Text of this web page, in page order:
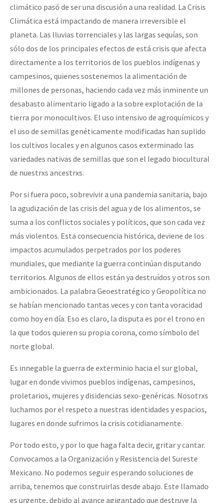
climático pasó de ser una discusión a una realidad. La Crisis
Climática está impactando de manera irreversible el
planeta. Las lluvias torrenciales y las largas sequías, son
sólo dos de los principales efectos de está crisis que afecta
directamente a los territorios de los pueblos indígenas y
campesinos, quienes sostenemos la alimentación de
millones de personas, haciendo cada vez más inminente un
desabasto alimentario ligado a la sobre explotación de la
tierra por monocultivos. El uso intensivo de agroquímicos y
el uso de semillas genéticamente modificadas han suplido
los cultivos locales y en algunos casos exterminado las
variedades nativas de semillas que son el legado biocultural
de nuestrxs ancestrxs.
Por si fuera poco, sobrevivir a una pandemia sanitaria, bajo
la agudización de las crisis del agua y de los alimentos, se
suma a los conflictos sociales y políticos, que son cada vez
más violentos. Esta consecuencia histórica, deviene de los
impactos acumulados perpetrados por los poderes
mundiales, que mediante la guerra continúan disputando
territorios. Algunos de ellos están ya destruídos y otros son
ambicionados. La palabra Geoestratégico y Geopolítica no
se habían mencionado tantas veces y con tanta voracidad
como hoy en día. Eso es claro, la disputa es por el trono en
la que todos quieren su propia corona, como símbolo del
norte global.
‌Es innegable la guerra de exterminio hacia el sur global,
lugar en donde vivimos pueblos indígenas, campesinos,
proletarios, mujeres y disidencias sexo-genéricas. Nosotrxs
luchamos por el respeto a nuestras identidades y espacios,
lugares en donde sufrimos la crisis cotidianamente.
Por todo esto, y por lo que haga falta decir, gritar y cantar.
Convocamos a la Organización y Resistencia del Sureste
Mexicano. No podemos seguir esperando soluciones de
arriba, tenemos que construirlas desde abajo. Este llamado
es urgente, debido al avance agigantado que destruye la